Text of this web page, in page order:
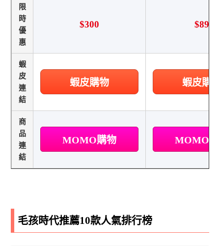
限
時
優
惠
$300 $89
蝦
皮
連
結
蝦皮購物 蝦皮購
商
品
連
結
MOMO購物 MOMO
毛孩時代推薦10款人氣排行榜